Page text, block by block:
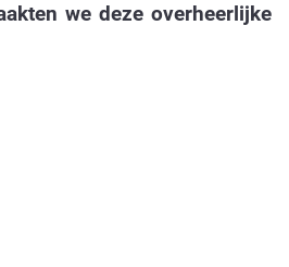
we deze overheerlijke